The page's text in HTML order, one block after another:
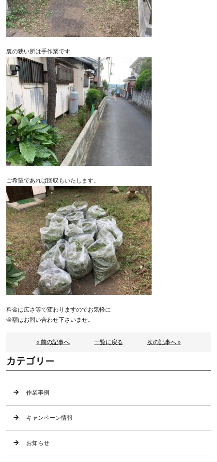
裏の狭い所は手作業です
ご希望であれば回収もいたします。
料金は広さ等で変わりますのでお気軽に
金額はお問い合わせ下さいませ。
« 前の記事へ 一覧に戻る 次の記事へ »
カテゴリー
作業事例
キャンペーン情報
お知らせ